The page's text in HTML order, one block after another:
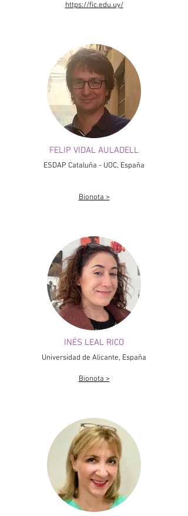
https://fic.edu.uy/
FELIP VIDAL AULADELL
ESDAP Cataluña - UOC, España
Bionota >
INÉS LEAL RICO
Universidad de Alicante, España
Bionota >